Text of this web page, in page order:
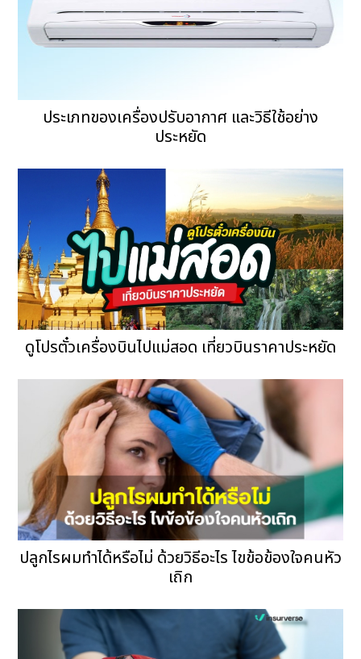
ประเภทของเครื่องปรับอากาศ และวิธีใช้อย่าง
ประหยัด
ดูโปรตั๋วเครื่องบินไปแม่สอด เที่ยวบินราคาประหยัด
ปลูกไรผมทำได้หรือไม่ ด้วยวิธีอะไร ไขข้อข้องใจคนหัว
เถิก